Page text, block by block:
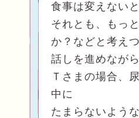
食事は変えない
それとも、もっ
か？などと考えつ
話しを進めながら
Ｔさまの場合、
中に
たまらないよう